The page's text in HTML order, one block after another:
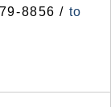
8856 / to